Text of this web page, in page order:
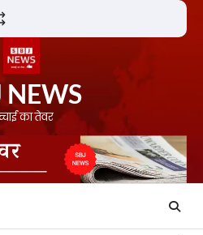
NEWS
का तेवर